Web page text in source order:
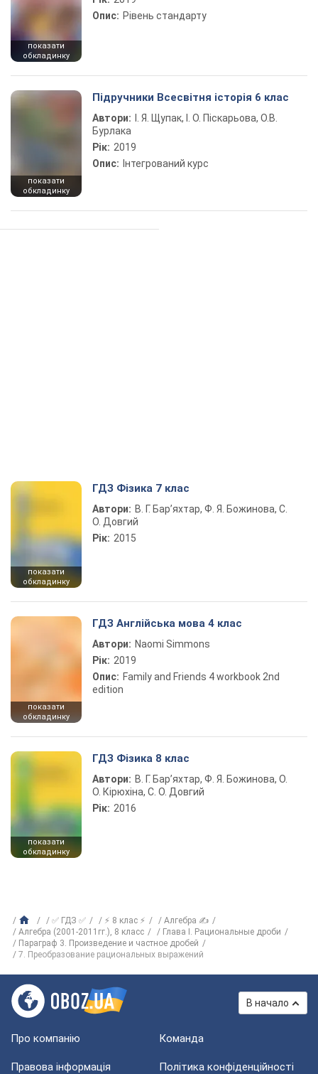
показати
обкладинку
Опис: Рівень стандарту
показати
обкладинку
Підручники Всесвітня історія 6 клас
Автори:
І. Я. Щупак, І. О. Піскарьова, О.В.
Бурлака
Рік: 2019
Опис: Інтегрований курс
показати
обкладинку
ГДЗ Фізика 7 клас
Автори: В. Г. Бар’яхтар, Ф. Я. Божинова, С.
О. Довгий
Рік: 2015
показати
обкладинку
ГДЗ Англійська мова 4 клас
Автори: Naomi Simmons
Рік: 2019
Опис: Family and Friends 4 workbook 2nd
edition
показати
обкладинку
ГДЗ Фізика 8 клас
Автори: В. Г. Бар’яхтар, Ф. Я. Божинова, О.
О. Кірюхіна, С. О. Довгий
Рік: 2016
✅ ГДЗ ✅ ⚡ 8 клас ⚡
Алгебра ✍
Алгебра (2001-2011гг.), 8 класс
Глава I. Рациональные дроби
Параграф 3. Произведение и частное дробей
7. Преобразование рациональных выражений
В начало
Про компанію Команда
Правова інформація Політика конфіденційності